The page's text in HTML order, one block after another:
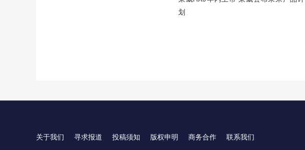
划
关于我们 寻求报道 投稿须知 版权申明 商务合作
联系我们